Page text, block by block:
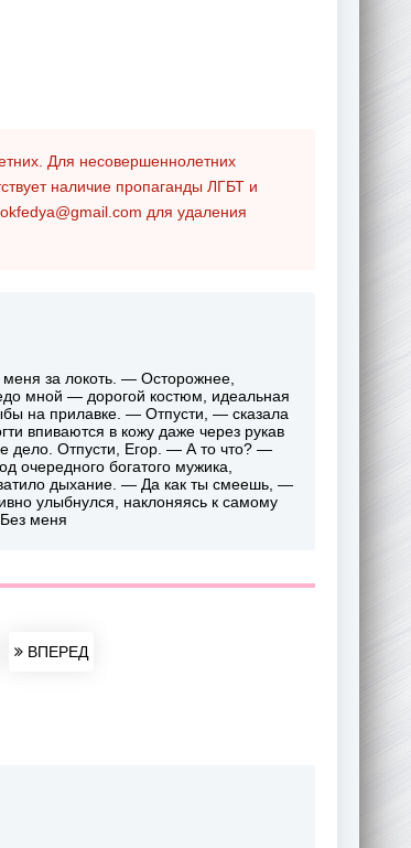
Для несовершеннолетних
наличие пропаганды ЛГБТ и
для удаления
меня за локоть. — Осторожнее,
мной — дорогой костюм, идеальная
на прилавке. — Отпусти, — сказала
впиваются в кожу даже через рукав
дело. Отпусти, Егор. — А то что? —
очередного богатого мужика,
дыхание. — Да как ты смеешь, —
улыбнулся, наклоняясь к самому
меня
ВПЕРЕД